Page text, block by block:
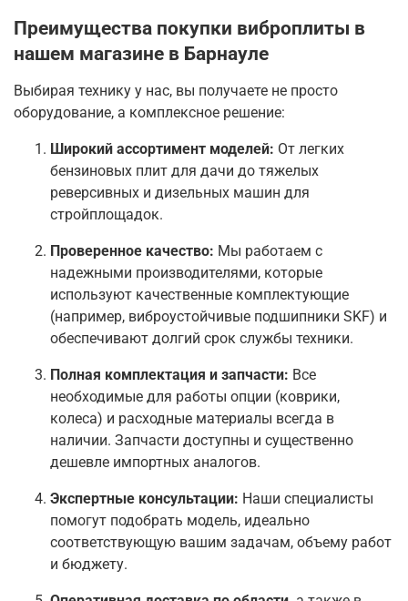
Преимущества покупки виброплиты в
нашем магазине в Барнауле
Выбирая технику у нас, вы получаете не просто
оборудование, а комплексное решение:
Широкий ассортимент моделей: От легких
бензиновых плит для дачи до тяжелых
реверсивных и дизельных машин для
стройплощадок.
Проверенное качество: Мы работаем с
надежными производителями, которые
используют качественные комплектующие
(например, виброустойчивые подшипники SKF) и
обеспечивают долгий срок службы техники.
Полная комплектация и запчасти: Все
необходимые для работы опции (коврики,
колеса) и расходные материалы всегда в
наличии. Запчасти доступны и существенно
дешевле импортных аналогов.
Экспертные консультации: Наши специалисты
помогут подобрать модель, идеально
соответствующую вашим задачам, объему работ
и бюджету.